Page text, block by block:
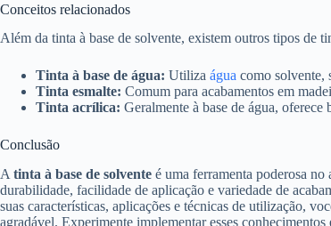
Conceitos relacionados
Além da tinta à base de solvente, existem outros tipos de
Tinta à base de água: Utiliza água como solvente,
Tinta esmalte: Comum para acabamentos em
Tinta acrílica: Geralmente à base de água, oferece
Conclusão
A tinta à base de solvente é uma ferramenta poderosa
durabilidade, facilidade de aplicação e variedade de
suas características, aplicações e técnicas de utilização,
agradável. Experimente implementar esses